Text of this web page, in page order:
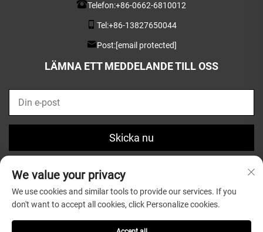
Telefon:+86-0662-6810012
Tel:+86-13827650044
Post:[email protected]
LÄMNA ETT MEDDELANDE TILL OSS
Skicka nu
Housewares Co.,Ltd. |
Integritetspolicy
We value your privacy
We use cookies and similar tools to provide our services. If you
don't want to accept all cookies, click Personalize cookies.